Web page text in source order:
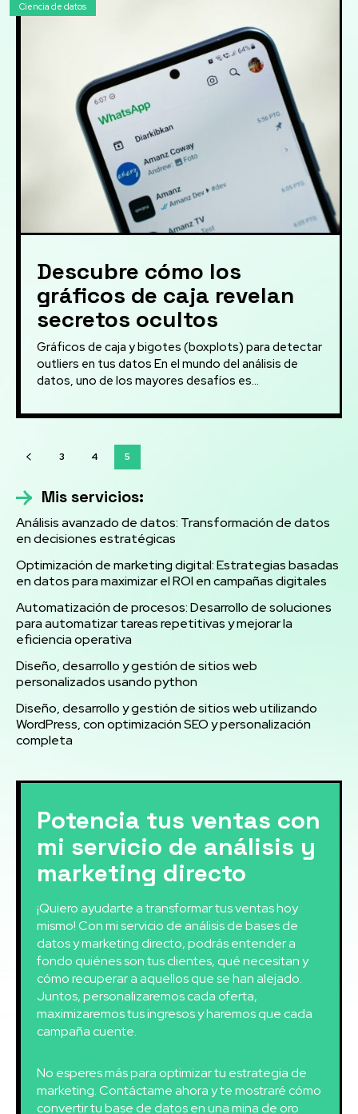
Ciencia de datos
Descubre cómo los
gráficos de caja revelan
secretos ocultos
Gráficos de caja y bigotes (boxplots) para detectar
outliers en tus datos En el mundo del análisis de
datos, uno de los mayores desafíos es...
3 4 5
Mis servicios:
Análisis avanzado de datos: Transformación de datos
en decisiones estratégicas
Optimización de marketing digital: Estrategias basadas
en datos para maximizar el ROI en campañas digitales
Automatización de procesos: Desarrollo de soluciones
para automatizar tareas repetitivas y mejorar la
eficiencia operativa
Diseño, desarrollo y gestión de sitios web
personalizados usando python
Diseño, desarrollo y gestión de sitios web utilizando
WordPress, con optimización SEO y personalización
completa
Potencia tus ventas con
mi servicio de análisis y
marketing directo
¡Quiero ayudarte a transformar tus ventas hoy
mismo! Con mi servicio de análisis de bases de
datos y marketing directo, podrás entender a
fondo quiénes son tus clientes, qué necesitan y
cómo recuperar a aquellos que se han alejado.
Juntos, personalizaremos cada oferta,
maximizaremos tus ingresos y haremos que cada
campaña cuente.
No esperes más para optimizar tu estrategia de
marketing. Contáctame ahora y te mostraré cómo
convertir tu base de datos en una mina de oro